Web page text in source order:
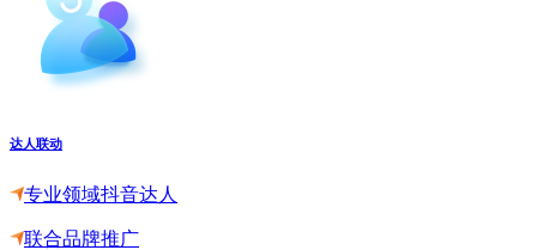
达人联动
专业领域抖音达人
联合品牌推广